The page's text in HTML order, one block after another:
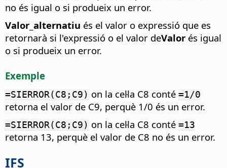
no és igual o si produeix un error.
Valor_alternatiu és el valor o expressió que es
retornarà si l'expressió o el valor deValor és igual
o si produeix un error.
Exemple
=SIERROR(C8;C9) on la cel·la C8 conté =1/0
retorna el valor de C9, perquè 1/0 és un error.
=SIERROR(C8;C9) on la cel·la C8 conté =13
retorna 13, perquè el valor de C8 no és un error.
IFS